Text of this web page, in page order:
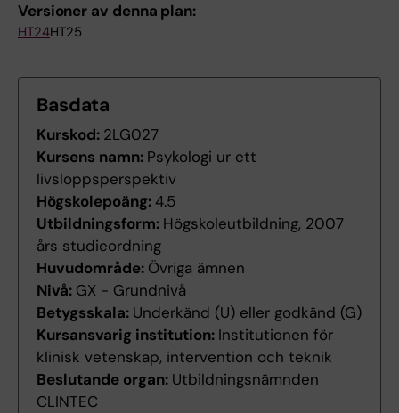
Versioner av denna plan:
HT24HT25
Basdata
Kurskod: 2LG027
Kursens namn: Psykologi ur ett
livsloppsperspektiv
Högskolepoäng:4.5
Utbildningsform: Högskoleutbildning, 2007
års studieordning
Huvudområde: Övriga ämnen
Nivå: GX - Grundnivå
Betygsskala: Underkänd (U) eller godkänd (G)
Kursansvarig institution: Institutionen för
klinisk vetenskap, intervention och teknik
Beslutande organ: Utbildningsnämnden
CLINTEC